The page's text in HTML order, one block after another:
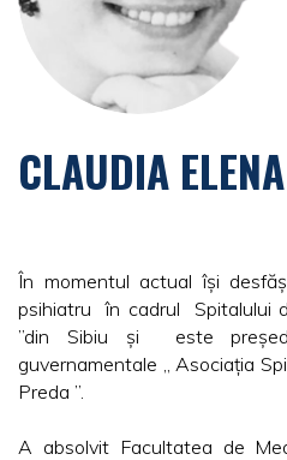
CLAUDIA
În momentul actual își
psihiatru în cadrul Spitalului
”din Sibiu și este
guvernamentale „ Asociația
Preda ”.
A absolvit Facultatea de